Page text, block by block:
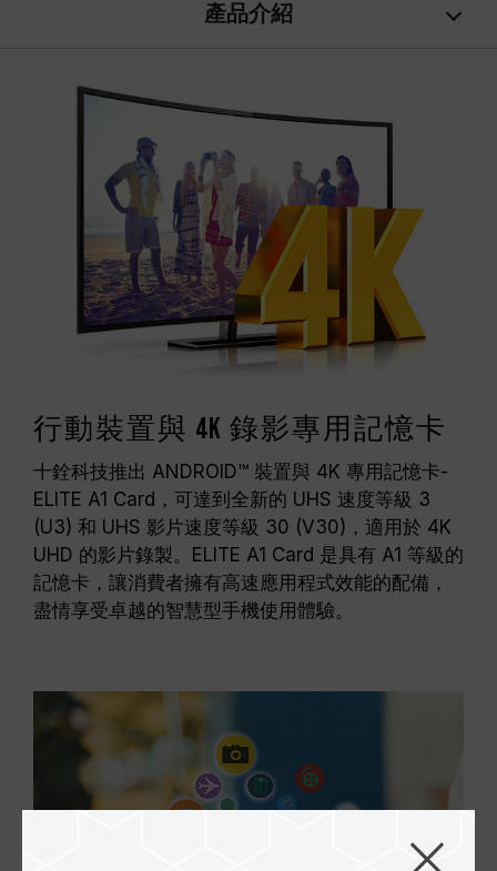
產品介紹
行動裝置與 4K 錄影專用記憶卡
十銓科技推出 ANDROID™ 裝置與 4K 專用記憶卡-
ELITE A1 Card，可達到全新的 UHS 速度等級 3
(U3) 和 UHS 影片速度等級 30 (V30)，適用於 4K
UHD 的影片錄製。ELITE A1 Card 是具有 A1 等級的
記憶卡，讓消費者擁有高速應用程式效能的配備，
盡情享受卓越的智慧型手機使用體驗。